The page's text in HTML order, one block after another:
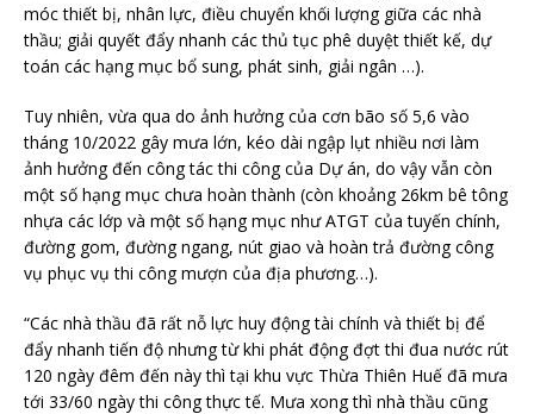
móc thiết bị, nhân lực, điều chuyển khối lượng giữa các nhà
thầu; giải quyết đẩy nhanh các thủ tục phê duyệt thiết kế, dự
toán các hạng mục bổ sung, phát sinh, giải ngân …).
Tuy nhiên, vừa qua do ảnh hưởng của cơn bão số 5,6 vào
tháng 10/2022 gây mưa lớn, kéo dài ngập lụt nhiều nơi làm
ảnh hưởng đến công tác thi công của Dự án, do vậy vẫn còn
một số hạng mục chưa hoàn thành (còn khoảng 26km bê tông
nhựa các lớp và một số hạng mục như ATGT của tuyến chính,
đường gom, đường ngang, nút giao và hoàn trả đường công
vụ phục vụ thi công mượn của địa phương…).
“Các nhà thầu đã rất nỗ lực huy động tài chính và thiết bị để
đẩy nhanh tiến độ nhưng từ khi phát động đợt thi đua nước rút
120 ngày đêm đến này thì tại khu vực Thừa Thiên Huế đã mưa
tới 33/60 ngày thi công thực tế. Mưa xong thì nhà thầu cũng